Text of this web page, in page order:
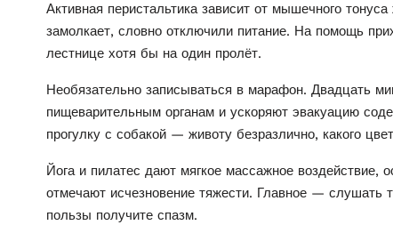
Активная перистальтика зависит от мышечного
замолкает, словно отключили питание. На помощь
лестнице хотя бы на один пролёт.
Необязательно записываться в марафон. Двадцать
пищеварительным органам и ускоряют эвакуацию
прогулку с собакой — животу безразлично, какого
Йога и пилатес дают мягкое массажное воздействие,
отмечают исчезновение тяжести. Главное —
пользы получите спазм.